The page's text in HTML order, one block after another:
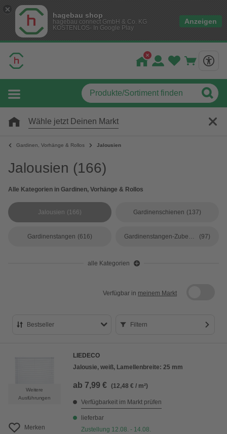
hagebau shop
hagebau connect GmbH & Co. KG
KOSTENLOS- In Google Play
Anzeigen
Wähle jetzt Deinen Markt
Gardinen, Vorhänge & Rollos Jalousien
Jalousien (166)
Alle Kategorien in Gardinen, Vorhänge & Rollos
Jalousien (166) Gardinenschienen (137)
Gardinenstangen (616) Gardinenstangen-Zubehör (97)
alle Kategorien
Verfügbar in meinem Markt
Bestseller
Preis aufsteigend
Preis absteigend
Bewertung
Filtern
Weitere
Ausführungen
Merken
LIEDECO
Jalousie, weiß, Lamellenbreite: 25 mm
ab 7,99 € (12,48 € / m²)
Verfügbarkeit im Markt prüfen
lieferbar
Zustellung 12.08. - 14.08.